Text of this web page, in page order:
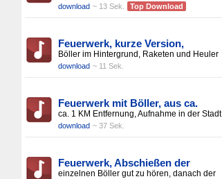
download ~ 13 Sek. Top Download
Feuerwerk, kurze Version,
Böller im Hintergrund, Raketen und Heuler
download ~ 11 Sek.
Feuerwerk mit Böller, aus ca.
ca. 1 KM Entfernung, Aufnahme in der Stadt
download ~ 37 Sek.
Feuerwerk, Abschießen der
einzelnen Böller gut zu hören, danach der